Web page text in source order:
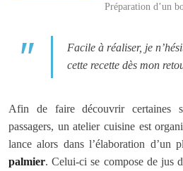
Préparation d’un
Facile à réaliser, je
cette recette dès mon
Afin de faire découvrir certaines
passagers, un atelier cuisine est
lance alors dans l’élaboration d’un
palmier. Celui-ci se compose de jus